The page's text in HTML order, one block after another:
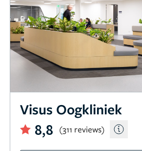
Visus Oogkliniek
8,8
(311 reviews)